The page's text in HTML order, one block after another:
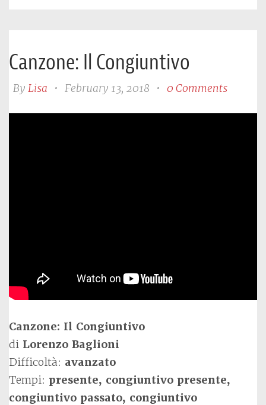
Canzone: Il Congiuntivo
By Lisa • February 13, 2018 • 0 Comments
Canzone: Il Congiuntivo
di Lorenzo Baglioni
Difficoltà: avanzato
Tempi: presente, congiuntivo presente,
congiuntivo passato, congiuntivo